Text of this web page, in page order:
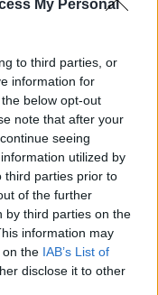
My Personal
to third parties, or
information for
below opt-out
note that after your
seeing
utilized by
third parties prior to
of the further
by third parties on the
information may
on the IAB’s List of
disclose it to other